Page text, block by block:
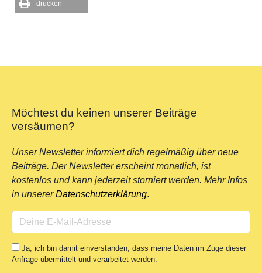
drucken
Möchtest du keinen unserer Beiträge
versäumen?
Unser Newsletter informiert dich regelmäßig über neue
Beiträge. Der Newsletter erscheint monatlich, ist
kostenlos und kann jederzeit storniert werden. Mehr Infos
in unsererDatenschutzerklärung.
Ja, ich bin damit einverstanden, dass meine Daten im Zuge dieser
Anfrage übermittelt und verarbeitet werden.